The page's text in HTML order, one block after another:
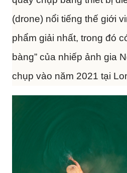
(drone) nổi tiếng thế giới
phẩm giải nhất, trong đó
bàng” của nhiếp ảnh gia
chụp vào năm 2021 tại